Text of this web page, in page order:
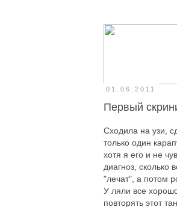
01.06.2011
Первый
Сходила на узи,
только один
хотя я его и не
диагноз, сколько
"лечат", а потом
У ляли все
повторять этот